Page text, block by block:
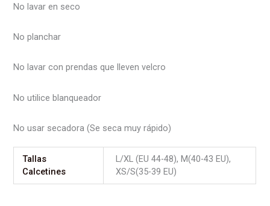
No lavar en seco
No planchar
No lavar con prendas que lleven velcro
No utilice blanqueador
No usar secadora (Se seca muy rápido)
Tallas
Calcetines
L/XL (EU 44-48), M(40-43 EU),
XS/S(35-39 EU)